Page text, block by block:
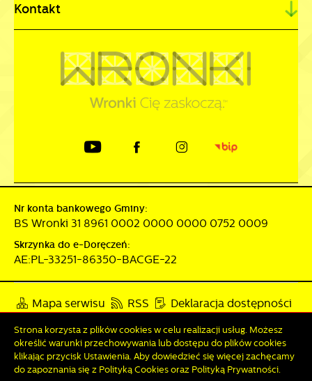
Kontakt
Nr konta bankowego Gminy:
BS Wronki 31 8961 0002 0000 0000 0752 0009
Skrzynka do e-Doręczeń:
AE:PL-33251-86350-BACGE-22
Mapa serwisu RSS
Deklaracja dostępności
Polityka prywatności
Sygnalista
Odwiedzin: 3838151 Online: 274
Strona korzysta z plików cookies w celu realizacji usług. Możesz
określić warunki przechowywania lub dostępu do plików cookies
klikając przycisk Ustawienia. Aby dowiedzieć się więcej zachęcamy
do zapoznania się z Polityką Cookies oraz Polityką Prywatności.
Zapisz wybrane